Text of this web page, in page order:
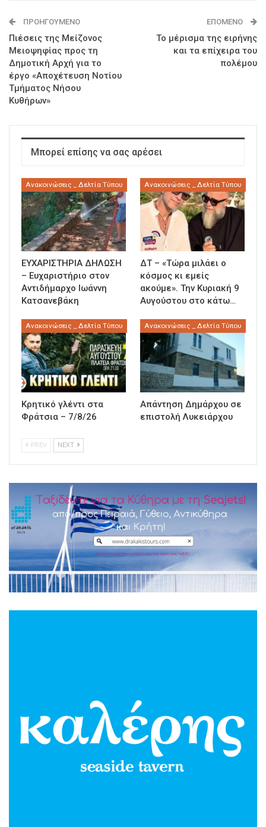
ΠΡΟΗΓΟΎΜΕΝΟ
Πιέσεις της Μείζονος
Μειοψηφίας προς τη
Δημοτική Αρχή για το
έργο «Αποχέτευση Νοτίου
Τμήματος Νήσου
Κυθήρων»
ΕΠΌΜΕΝΟ
Το μέρισμα της ειρήνης
και τα επίχειρα του
πολέμου
Μπορεί επίσης να σας αρέσει
Ανακοινώσεις _ Δελτία Τύπου
ΕΥΧΑΡΙΣΤΗΡΙΑ ΔΗΛΩΣΗ
– Ευχαριστήριο στον
Αντιδήμαρχο Ιωάννη
Κατσανεβάκη
Ανακοινώσεις _ Δελτία Τύπου
ΔΤ – «Τώρα μιλάει ο
κόσμος κι εμείς
ακούμε». Την Κυριακή 9
Αυγούστου στο κάτω…
Ανακοινώσεις _ Δελτία Τύπου
Κρητικό γλέντι στα
Φράτσια – 7/8/26
Ανακοινώσεις _ Δελτία Τύπου
Απάντηση Δημάρχου σε
επιστολή Λυκειάρχου
PREV NEXT